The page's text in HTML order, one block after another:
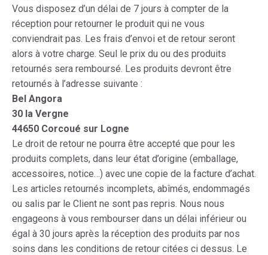
Vous disposez d’un délai de 7 jours à compter de la
réception pour retourner le produit qui ne vous
conviendrait pas. Les frais d’envoi et de retour seront
alors à votre charge. Seul le prix du ou des produits
retournés sera remboursé. Les produits devront être
retournés à l’adresse suivante :
Bel Angora
30 la Vergne
44650 Corcoué sur Logne
Le droit de retour ne pourra être accepté que pour les
produits complets, dans leur état d’origine (emballage,
accessoires, notice…) avec une copie de la facture d’achat.
Les articles retournés incomplets, abîmés, endommagés
ou salis par le Client ne sont pas repris. Nous nous
engageons à vous rembourser dans un délai inférieur ou
égal à 30 jours après la réception des produits par nos
soins dans les conditions de retour citées ci dessus. Le